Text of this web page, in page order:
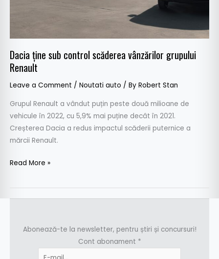
Dacia ține sub control scăderea vânzărilor grupului
Renault
Leave a Comment / Noutati auto / By Robert Stan
Grupul Renault a vândut puțin peste două milioane de
vehicule în 2022, cu 5,9% mai puține decât în 2021.
Creșterea Dacia a redus impactul scăderii puternice a
mărcii Renault.
Read More »
Abonează-te la newsletter, pentru știri și concursuri!
Cont abonament *